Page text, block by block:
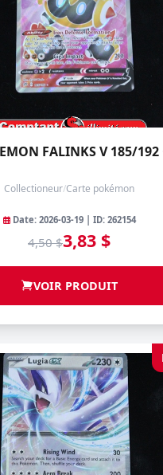
FALINKS V 185/192
Collectioneur/Carte pokémon
Date: 2026-03-19 | ID: 262154
4,50 $3,83 $
VOIR PRODUIT